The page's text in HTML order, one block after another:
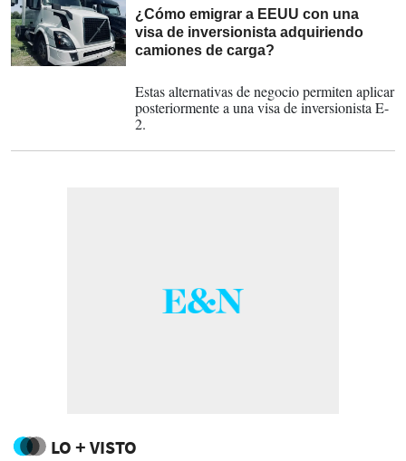
¿Cómo emigrar a EEUU con una
visa de inversionista adquiriendo
camiones de carga?
Estas alternativas de negocio permiten aplicar
posteriormente a una visa de inversionista E-
2.
LO + VISTO